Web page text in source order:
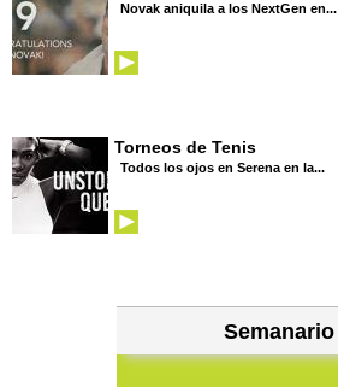
Novak aniquila a los NextGen en...
Torneos de Tenis
Todos los ojos en Serena en la...
Semanario